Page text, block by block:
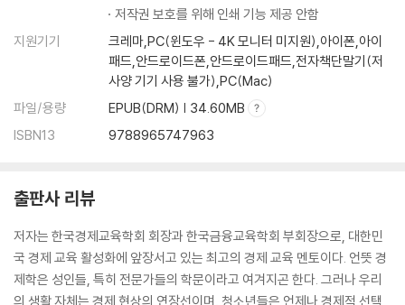
살아 있는 경제 현장 : 의예과 정원이 늘지 않는 이유
5장 국가 경제 이슈를 알고 경제학 마스터하기
1 시장 경제에서 정부가 할 일 _공공재, 무임승차, 공유자원의 비극, 외부
효과
2 금수저와 흙수저 _양극화, 빈부 격차, 누진세, 낙수 효과
5 경기 살리기 대작전 _통화 정책, 재정 정책, 양적 완화
6 내 일이 없으면 내일이 없다 _실업, 일자리 나누기, 고용률
7 자유 무역과 보호 무역, 무엇이 좋을까? _자유 무역, 보호 무역, FTA, 유
치산업
살아 있는 경제 현장 : 우리가 미국 금리 인상에 신경 쓰는 이유
저작권 보호를 위해 인쇄 기능 제공 안함
지원기기
크레마,PC(윈도우 - 4K 모니터 미지원),아이폰,아이
패드,안드로이드폰,안드로이드패드,전자책단말기(저
사양 기기 사용 불가),PC(Mac)
파일/용량
EPUB(DRM) | 34.60MB
ISBN13
9788965747963
출판사 리뷰
저자는 한국경제교육학회 회장과 한국금융교육학회 부회장으로, 대한민
국 경제 교육 활성화에 앞장서고 있는 최고의 경제 교육 멘토이다. 언뜻 경
제학은 성인들, 특히 전문가들의 학문이라고 여겨지곤 한다. 그러나 우리
의 생활 자체는 경제 현상의 연장선이며, 청소년들은 언제나 경제적 선택